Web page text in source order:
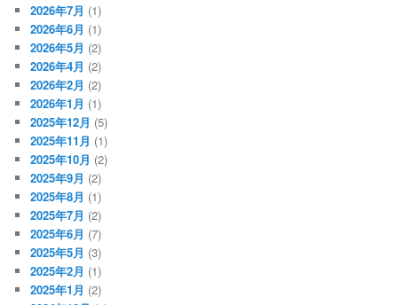
2026年7月 (1)
2026年6月 (1)
2026年5月 (2)
2026年4月 (2)
2026年2月 (2)
2026年1月 (1)
2025年12月 (5)
2025年11月 (1)
2025年10月 (2)
2025年9月 (2)
2025年8月 (1)
2025年7月 (2)
2025年6月 (7)
2025年5月 (3)
2025年2月 (1)
2025年1月 (2)